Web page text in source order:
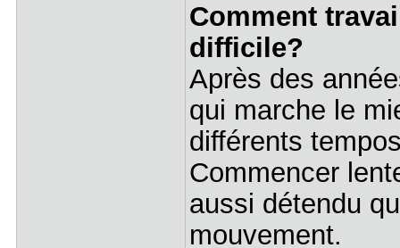
Comment
difficile?
Après des
qui marche le
différents
Commencer
aussi détendu
mouvement.